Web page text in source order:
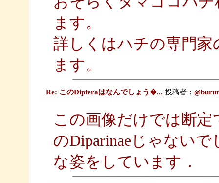
ます。
詳しくはハチの専門
ます。
Re: このDipteraはなんでしょう�... 投稿者：
この画像だけでは断
のDiparinaeじゃない
な姿をしています．